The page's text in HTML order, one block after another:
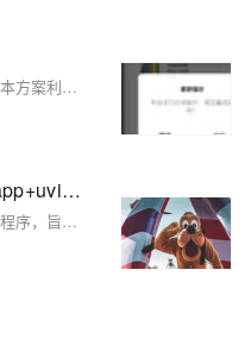
在小程序开发中，版本更新至关重要。本方案利用 `uni-app` 的 `uni.getUpdateManager()` API 在启动时检测版本更新，提示用户并提供立即更新选项，自动下载更新内容，并在更新完成后重启小程序以应用新版本。适用于微信小程序，确保用户始终使用最新版本。以下是实现步骤： ### 实现步骤 1. **创建更新方法**：在 `App.vue` 中创建 `updateApp` 方法用于检查小程序是否有新版本。 2. **测试**：添加编译模式并选择成功状态进行模拟测试。
【项目实战】SpringBoot+uniapp+uview2打造一个企业黑红名单吐槽小程序
【避坑宝】是一款企业黑红名单吐槽小程序，旨在帮助打工人群体辨别企业优劣。该平台采用SpringBoot+MybatisPlus+uniapp+uview2等技术栈构建，具备丰富的注释与简洁的代码结构，非常适合实战练习与学习。通过小程序搜索“避坑宝”即可体验。